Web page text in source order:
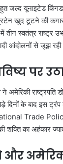
बहुत जल्द यूनाइटेड
खुद टूटने की
स्वतंत्र राष्ट्र
आंदोलनों से जूझ रही
पर
ने अमेरिकी
दिनों के बाद इस
Trade Policy)
शक्ति का अहंकार
और